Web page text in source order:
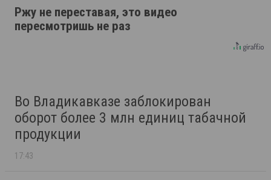
Ржу не переставая, это видео
пересмотришь не раз
Во Владикавказе заблокирован
оборот более 3 млн единиц табачной
продукции
17:43